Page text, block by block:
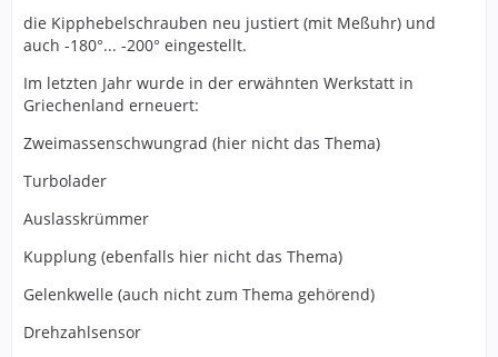
die Kipphebelschrauben neu justiert (mit Meßuhr) und
auch -180°... -200° eingestellt.
Im letzten Jahr wurde in der erwähnten Werkstatt in
Griechenland erneuert:
Zweimassenschwungrad (hier nicht das Thema)
Turbolader
Auslasskrümmer
Kupplung (ebenfalls hier nicht das Thema)
Gelenkwelle (auch nicht zum Thema gehörend)
Drehzahlsensor